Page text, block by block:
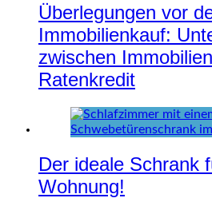
Überlegungen vor
Immobilienkauf:
zwischen
Ratenkredit
Der ideale Schrank
Wohnung!